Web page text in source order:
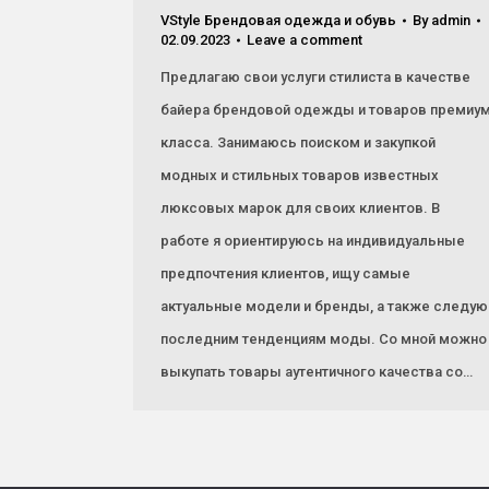
VStyle Брендовая одежда и обувь By admin
02.09.2023
Leave a comment
Предлагаю свои услуги стилиста в качестве
байера брендовой одежды и товаров
класса. Занимаюсь поиском и закупкой
модных и стильных товаров известных
люксовых марок для своих клиентов. В
работе я ориентируюсь на индивидуальные
предпочтения клиентов, ищу самые
актуальные модели и бренды, а также следую
последним тенденциям моды. Со мной можно
выкупать товары аутентичного качества со…